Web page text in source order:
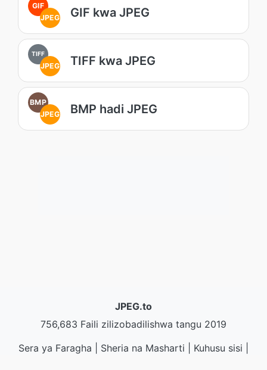
GIF
JPEG
GIF kwa JPEG
TIFF
JPEG TIFF kwa JPEG
BMP
JPEG
BMP hadi JPEG
JPEG.to
756,683 Faili zilizobadilishwa tangu 2019
Sera ya Faragha
Sheria na Masharti Kuhusu sisi